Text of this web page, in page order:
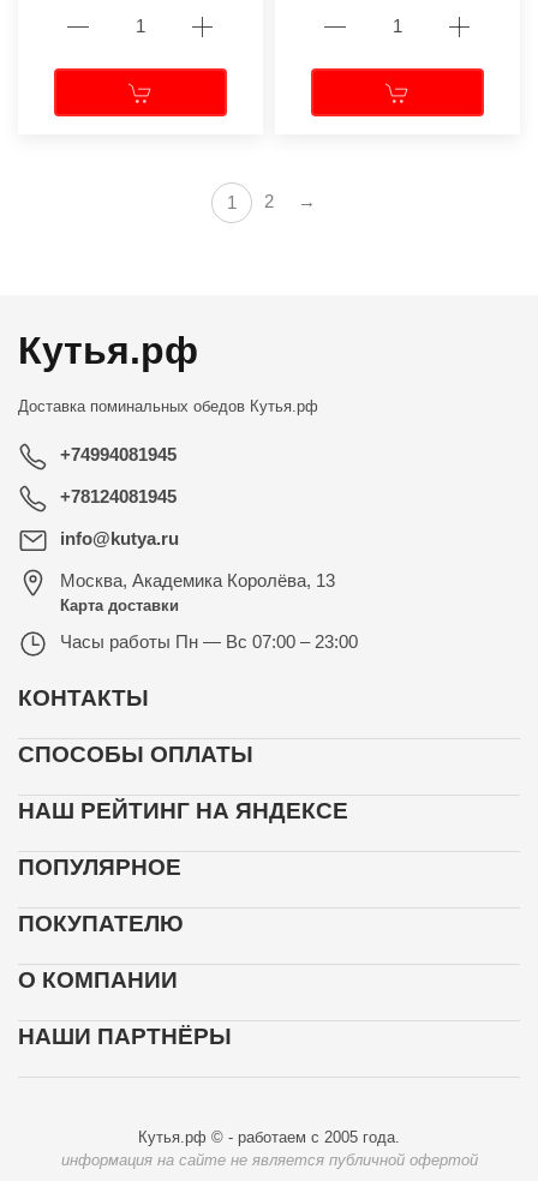
1 2 →
Кутья.рф
Доставка поминальных обедов Кутья.рф
+74994081945
+78124081945
info@kutya.ru
Москва, Академика Королёва, 13
Карта доставки
Часы работы Пн — Вс 07:00 – 23:00
КОНТАКТЫ
СПОСОБЫ ОПЛАТЫ
НАШ РЕЙТИНГ НА ЯНДЕКСЕ
ПОПУЛЯРНОЕ
ПОКУПАТЕЛЮ
О КОМПАНИИ
НАШИ ПАРТНЁРЫ
Кутья.рф © - работаем с 2005 года.
информация на сайте не является публичной офертой